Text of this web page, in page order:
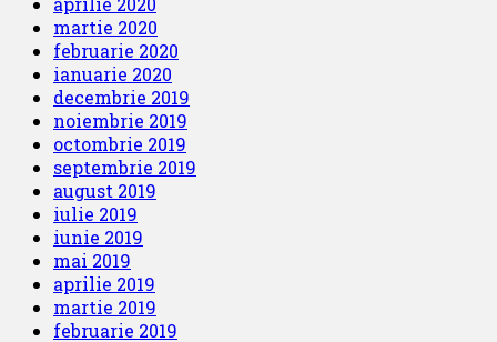
martie 2020
februarie 2020
ianuarie 2020
decembrie 2019
noiembrie 2019
octombrie 2019
septembrie 2019
august 2019
iulie 2019
iunie 2019
mai 2019
aprilie 2019
martie 2019
februarie 2019